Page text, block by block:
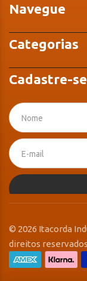
Navegue
Categorias
Cadastre-
© 2026 Itacorda
direitos reservados